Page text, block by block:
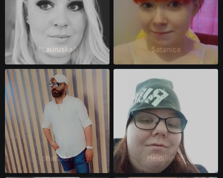
^Lauruska^ Satanica
shaitoon Heidiliini89